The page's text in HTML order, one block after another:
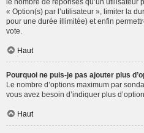
« Option(s) par l’utilisateur », limiter la
pour une durée illimitée) et enfin
vote.
Haut
Pourquoi ne puis-je pas ajouter plus
Le nombre d’options maximum par
vous avez besoin d’indiquer plus
Haut